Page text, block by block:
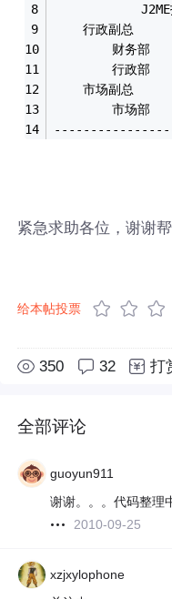
J2ME
    行政副总
        财务部
        行政部
    市场副总
        市场部
紧急求助各位，谢谢
给本帖投票
350 32 打
全部评论
guoyun911
谢谢。。。代码整
2010-09-25
xzjxylophone